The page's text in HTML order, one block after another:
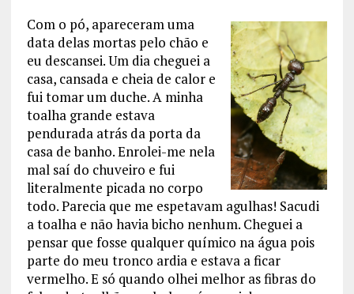
Com o pó, apareceram uma
data delas mortas pelo chão e
eu descansei. Um dia cheguei a
casa, cansada e cheia de calor e
fui tomar um duche. A minha
toalha grande estava
pendurada atrás da porta da
casa de banho. Enrolei-me nela
mal saí do chuveiro e fui
literalmente picada no corpo
todo. Parecia que me espetavam agulhas! Sacudi
a toalha e não havia bicho nenhum. Cheguei a
pensar que fosse qualquer químico na água pois
parte do meu tronco ardia e estava a ficar
vermelho. E só quando olhei melhor as fibras do